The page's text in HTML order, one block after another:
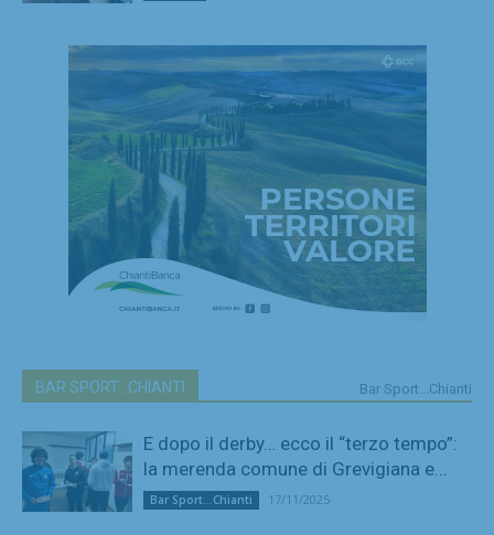
BAR SPORT...CHIANTI Bar Sport...Chianti
E dopo il derby… ecco il “terzo tempo”:
la merenda comune di Grevigiana e...
Bar Sport...Chianti 17/11/2025